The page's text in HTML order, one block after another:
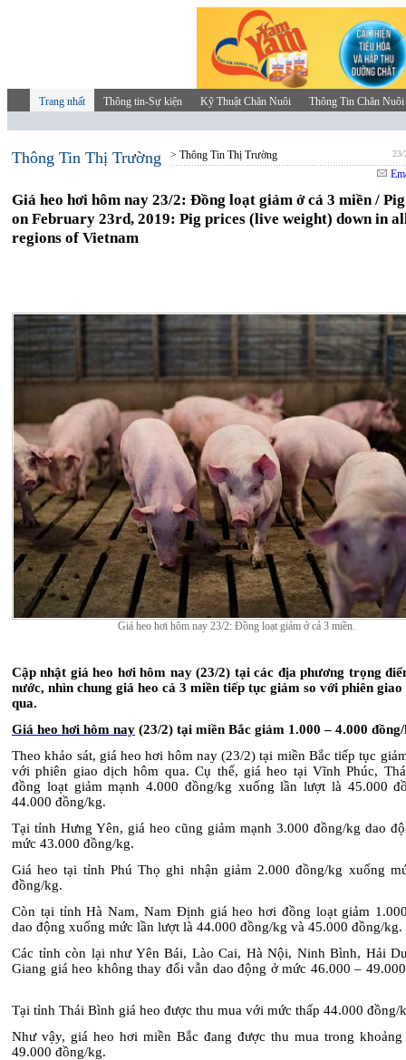
Trang nhất Thông tin-Sự kiện Kỹ Thuật Chăn Nuôi Thông Tin Chăn Nuôi
Thông Tin Thị Trường > Thông Tin Thị Trường 23/
Giá heo hơi hôm nay 23/2: Đồng loạt giảm ở cả 3 miền /
on February 23rd, 2019: Pig prices (live weight) down in
regions of Vietnam
Giá heo hơi hôm nay 23/2: Đồng loạt giảm ở cả 3 miền.
Cập nhật giá heo hơi hôm nay (23/2) tại các địa phương trọng
nước, nhìn chung giá heo cả 3 miền tiếp tục giảm so với phiên
qua.
Giá heo hơi hôm nay (23/2) tại miền Bắc giảm 1.000 – 4.000
Theo khảo sát, giá heo hơi hôm nay (23/2) tại miền Bắc tiếp tục
với phiên giao dịch hôm qua. Cụ thể, giá heo tại Vĩnh Phúc,
đồng loạt giảm mạnh 4.000 đồng/kg xuống lần lượt là 45.000
44.000 đồng/kg.
Tại tỉnh Hưng Yên, giá heo cũng giảm mạnh 3.000 đồng/kg dao
mức 43.000 đồng/kg.
Giá heo tại tỉnh Phú Thọ ghi nhận giảm 2.000 đồng/kg xuống
đồng/kg.
Còn tại tỉnh Hà Nam, Nam Định giá heo hơi đồng loạt giảm
dao động xuống mức lần lượt là 44.000 đồng/kg và 45.000 đồng/kg.
Các tỉnh còn lại như Yên Bái, Lào Cai, Hà Nội, Ninh Bình, Hải
Giang giá heo không thay đổi vẫn dao động ở mức 46.000 –
Tại tỉnh Thái Bình giá heo được thu mua với mức thấp 44.000 đồng/
Như vậy, giá heo hơi miền Bắc đang được thu mua trong
49.000 đồng/kg.